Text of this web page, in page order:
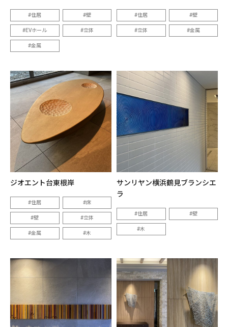
住居 壁
EVホール 立体
金属
住居 壁
立体 金属
ジオエント台東根岸
住居 床
壁 立体
金属 木
サンリヤン横浜鶴見ブランシエ
ラ
住居 壁
木